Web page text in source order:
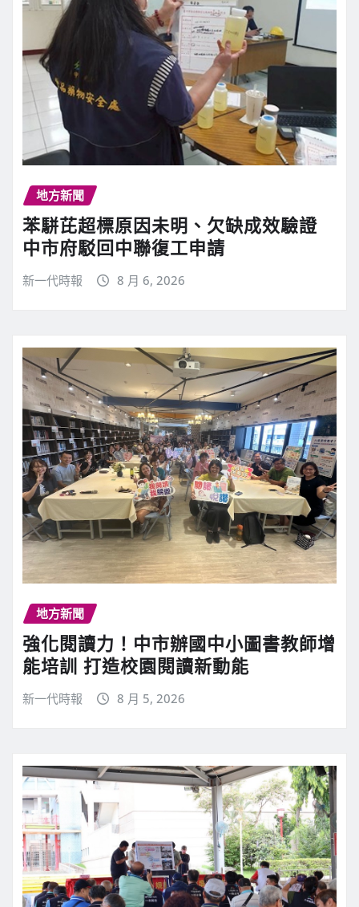
地方新聞
苯駢芘超標原因未明、欠缺成效驗證
中市府駁回中聯復工申請
新一代時報 8 月 6, 2026
地方新聞
強化閱讀力！中市辦國中小圖書教師增
能培訓 打造校園閱讀新動能
新一代時報 8 月 5, 2026